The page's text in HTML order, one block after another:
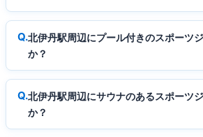
北伊丹駅周辺にプール付きのスポーツ
か？
北伊丹駅周辺にサウナのあるスポーツ
か？